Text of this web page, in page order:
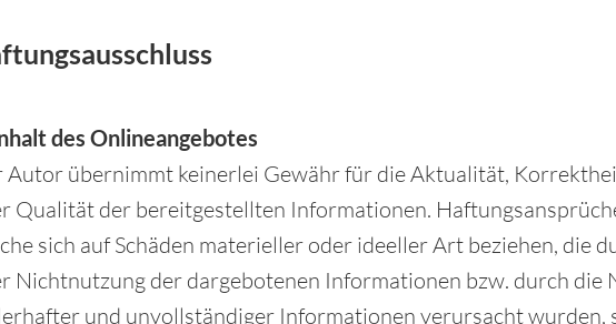
des Onlineangebotes
Autor übernimmt keinerlei Gewähr für die Aktualität,
Qualität der bereitgestellten Informationen.
sich auf Schäden materieller oder ideeller Art beziehen, die
Nichtnutzung der dargebotenen Informationen bzw. durch die
und unvollständiger Informationen verursacht wurden,